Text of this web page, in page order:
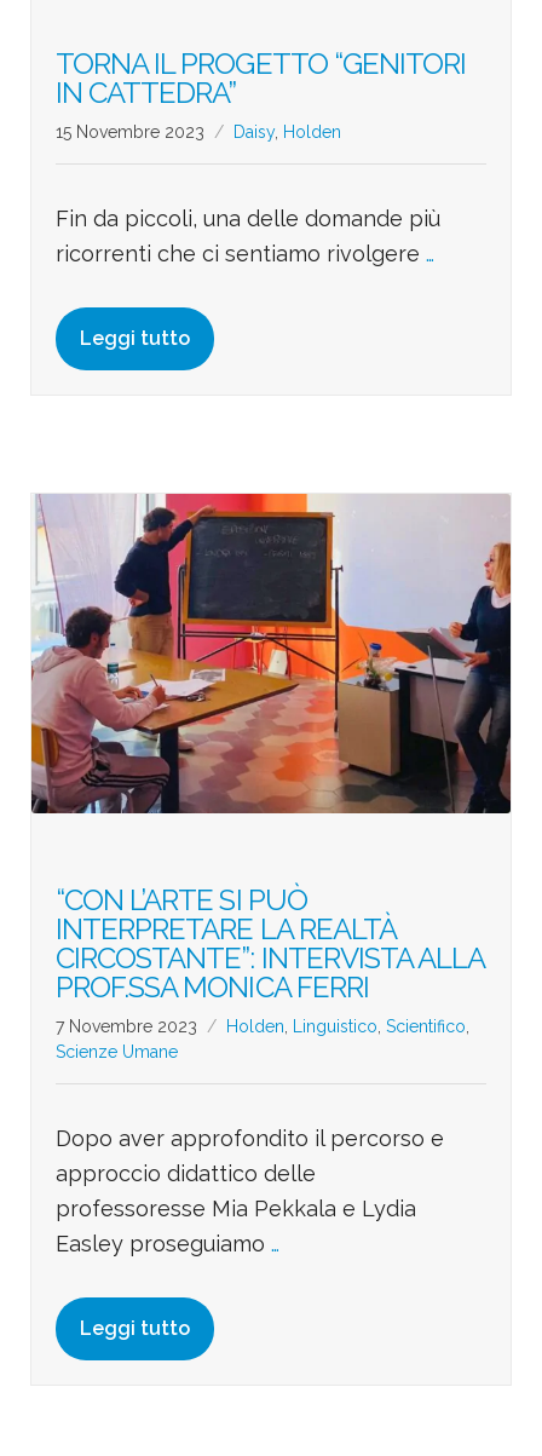
TORNA IL PROGETTO “GENITORI
IN CATTEDRA”
15 Novembre 2023 Daisy, Holden
Fin da piccoli, una delle domande più
ricorrenti che ci sentiamo rivolgere …
Leggi tutto
“CON L’ARTE SI PUÒ
INTERPRETARE LA REALTÀ
CIRCOSTANTE”: INTERVISTA ALLA
PROF.SSA MONICA FERRI
7 Novembre 2023 Holden Linguistico Scientifico
Scienze Umane
Dopo aver approfondito il percorso e
approccio didattico delle
professoresse Mia Pekkala e Lydia
Easley proseguiamo …
Leggi tutto